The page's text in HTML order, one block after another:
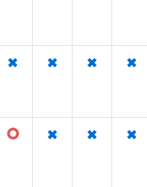
× × × ×
○ × × ×